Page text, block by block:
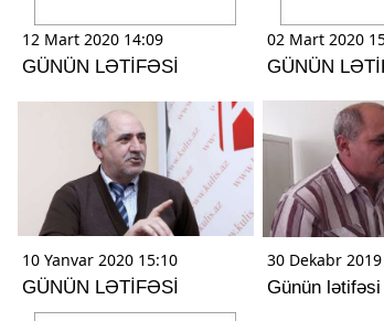
12 Mart 2020 14:09
GÜNÜN LƏTİFƏSİ
02 Mart 2020
GÜNÜN
10 Yanvar 2020 15:10
GÜNÜN LƏTİFƏSİ
30 Dekabr
Günün lətifəsi